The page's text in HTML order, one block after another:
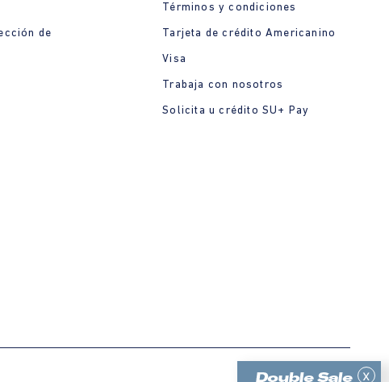
x
de
Términos y condiciones
Tarjeta de crédito Americanino
Visa
Trabaja con nosotros
Solicita u crédito SU+ Pay